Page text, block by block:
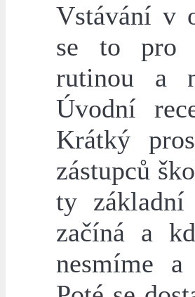
Vstávání v
se to pro
rutinou a
Úvodní
Krátký
zástupců
ty
začíná a
nesmíme